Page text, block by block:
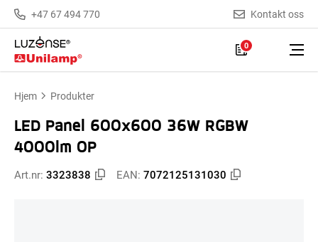
+47 67 494 770 Kontakt oss
0
Hjem Produkter
LED Panel 600x600 36W RGBW
4000lm OP
Art.nr: 3323838 EAN: 7072125131030